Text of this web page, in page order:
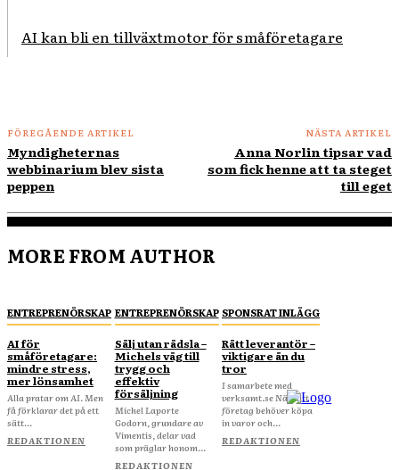
AI kan bli en tillväxtmotor för småföretagare
FÖREGÅENDE ARTIKEL
Myndigheternas
webbinarium blev sista
peppen
NÄSTA ARTIKEL
Anna Norlin tipsar vad
som fick henne att ta steget
till eget
MORE FROM AUTHOR
ENTREPRENÖRSKAP
AI för
småföretagare:
mindre stress,
mer lönsamhet
Alla pratar om AI. Men
få förklarar det på ett
sätt...
REDAKTIONEN
ENTREPRENÖRSKAP
Sälj utan rädsla –
Michels väg till
trygg och
effektiv
försäljning
Michel Laporte
Godorn, grundare av
Vimentis, delar vad
som präglar honom...
REDAKTIONEN
SPONSRAT INLÄGG
Rätt leverantör –
viktigare än du
tror
I samarbete med
verksamt.se När ditt
företag behöver köpa
in varor och...
REDAKTIONEN